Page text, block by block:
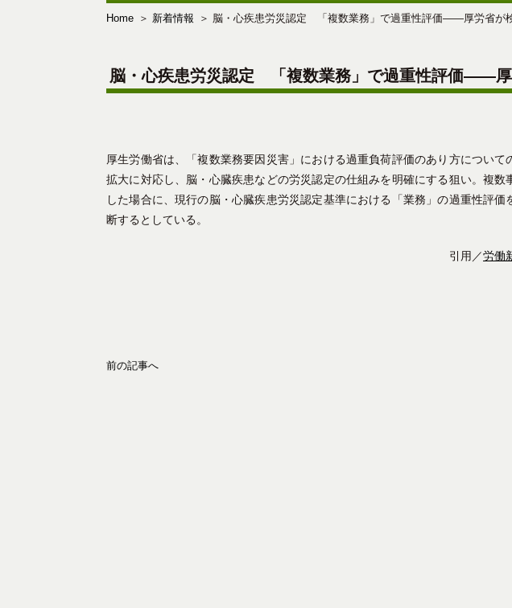
Home 新着情報 脳・心疾患労災認定 「複数業務」で過重性評価――厚労省が
脳・心疾患労災認定 「複数業務」で過重性評価――厚
厚生労働省は、「複数業務要因災害」における過重負荷評価のあり方について
拡大に対応し、脳・心臓疾患などの労災認定の仕組みを明確にする狙い。複
した場合に、現行の脳・心臓疾患労災認定基準における「業務」の過重性評
断するとしている。
引用／労働
前の記事へ